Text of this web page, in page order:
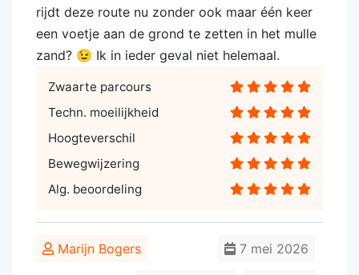
rijdt deze route nu zonder ook maar één keer
een voetje aan de grond te zetten in het mulle
zand? 😉 Ik in ieder geval niet helemaal.
Zwaarte parcours
Techn. moeilijkheid
Hoogteverschil
Bewegwijzering
Alg. beoordeling
Marijn Bogers 7 mei 2026